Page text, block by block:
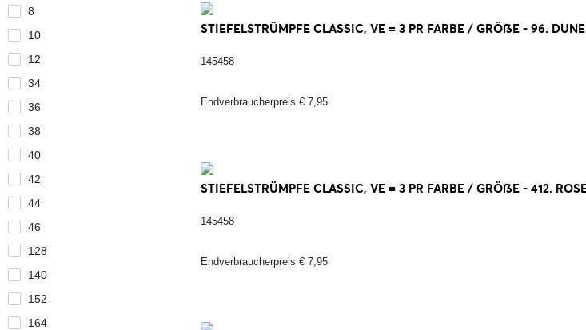
8
10
12
34
36
38
40
42
44
46
128
140
152
164
STIEFELSTRÜMPFE CLASSIC, VE = 3 PR FARBE / GRÖßE - 96. DUNE
145458
Endverbraucherpreis € 7,95
STIEFELSTRÜMPFE CLASSIC, VE = 3 PR FARBE / GRÖßE - 412.
145458
Endverbraucherpreis € 7,95